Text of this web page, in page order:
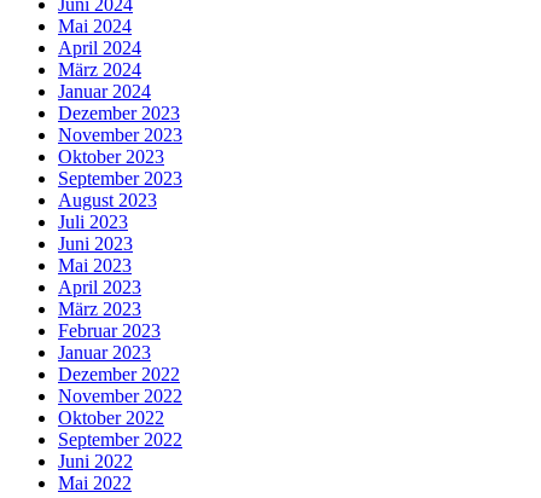
Juni 2024
Mai 2024
April 2024
März 2024
Januar 2024
Dezember 2023
November 2023
Oktober 2023
September 2023
August 2023
Juli 2023
Juni 2023
Mai 2023
April 2023
März 2023
Februar 2023
Januar 2023
Dezember 2022
November 2022
Oktober 2022
September 2022
Juni 2022
Mai 2022